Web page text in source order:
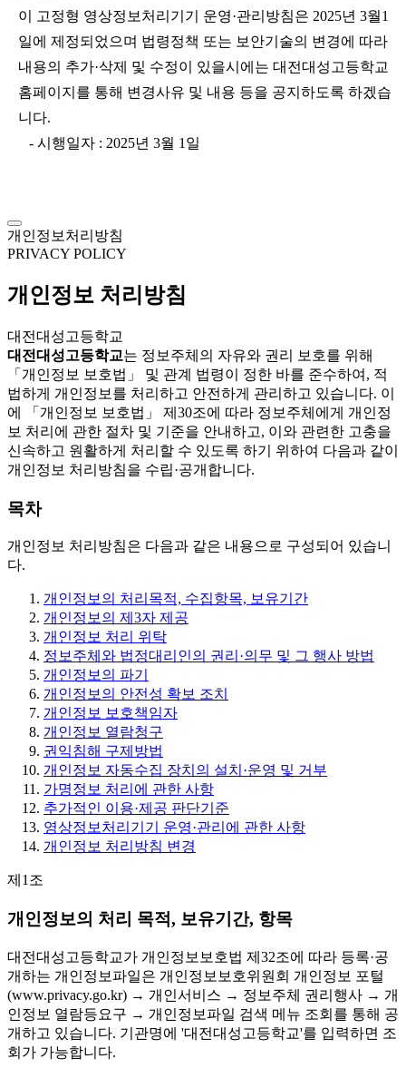
이 고정형 영상정보처리기기 운영·관리방침은 2025년 3월1
일에 제정되었으며 법령정책 또는 보안기술의 변경에 따라
내용의 추가·삭제 및 수정이 있을시에는 대전대성고등학교
홈페이지를 통해 변경사유 및 내용 등을 공지하도록 하겠습
니다.
- 시행일자 : 2025년 3월 1일
개인정보처리방침
PRIVACY POLICY
개인정보 처리방침
대전대성고등학교
대전대성고등학교는 정보주체의 자유와 권리 보호를 위해
「개인정보 보호법」 및 관계 법령이 정한 바를 준수하여, 적
법하게 개인정보를 처리하고 안전하게 관리하고 있습니다. 이
에 「개인정보 보호법」 제30조에 따라 정보주체에게 개인정
보 처리에 관한 절차 및 기준을 안내하고, 이와 관련한 고충을
신속하고 원활하게 처리할 수 있도록 하기 위하여 다음과 같이
개인정보 처리방침을 수립·공개합니다.
목차
개인정보 처리방침은 다음과 같은 내용으로 구성되어 있습니
다.
개인정보의 처리목적, 수집항목, 보유기간
개인정보의 제3자 제공
개인정보 처리 위탁
정보주체와 법정대리인의 권리·의무 및 그 행사 방법
개인정보의 파기
개인정보의 안전성 확보 조치
개인정보 보호책임자
개인정보 열람청구
권익침해 구제방법
개인정보 자동수집 장치의 설치·운영 및 거부
가명정보 처리에 관한 사항
추가적인 이용·제공 판단기준
영상정보처리기기 운영·관리에 관한 사항
개인정보 처리방침 변경
제1조
개인정보의 처리 목적, 보유기간, 항목
대전대성고등학교가 개인정보보호법 제32조에 따라 등록·공
개하는 개인정보파일은 개인정보보호위원회 개인정보 포털
(www.privacy.go.kr) → 개인서비스 → 정보주체 권리행사 → 개
인정보 열람등요구 → 개인정보파일 검색 메뉴 조회를 통해 공
개하고 있습니다. 기관명에 '대전대성고등학교'를 입력하면 조
회가 가능합니다.